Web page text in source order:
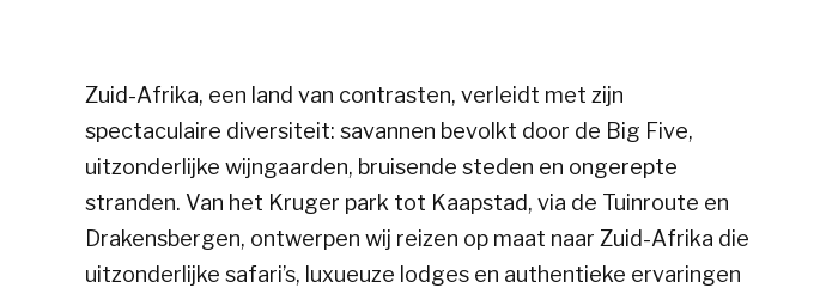
Zuid-Afrika, een land van contrasten, verleidt met zijn
spectaculaire diversiteit: savannen bevolkt door de Big Five,
uitzonderlijke wijngaarden, bruisende steden en ongerepte
stranden. Van het Kruger park tot Kaapstad, via de Tuinroute en
Drakensbergen, ontwerpen wij reizen op maat naar Zuid-Afrika die
uitzonderlijke safari’s, luxueuze lodges en authentieke ervaringen